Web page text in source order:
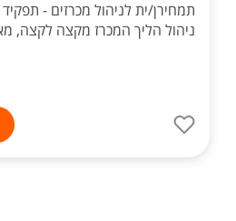
תמחירן/ית לניהול מכרזים -
ניהול הליך המכרז מקצה לקצה,